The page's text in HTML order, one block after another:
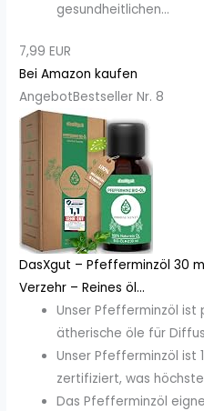
gesundheitlichen...
7,99 EUR
Bei Amazon kaufen
AngebotBestseller Nr. 8
DasXgut – Pfefferminzöl 30
Verzehr – Reines öl...
Unser Pfefferminzöl ist
ätherische öle für
Unser Pfefferminzöl ist
zertifiziert, was
Das Pfefferminzöl